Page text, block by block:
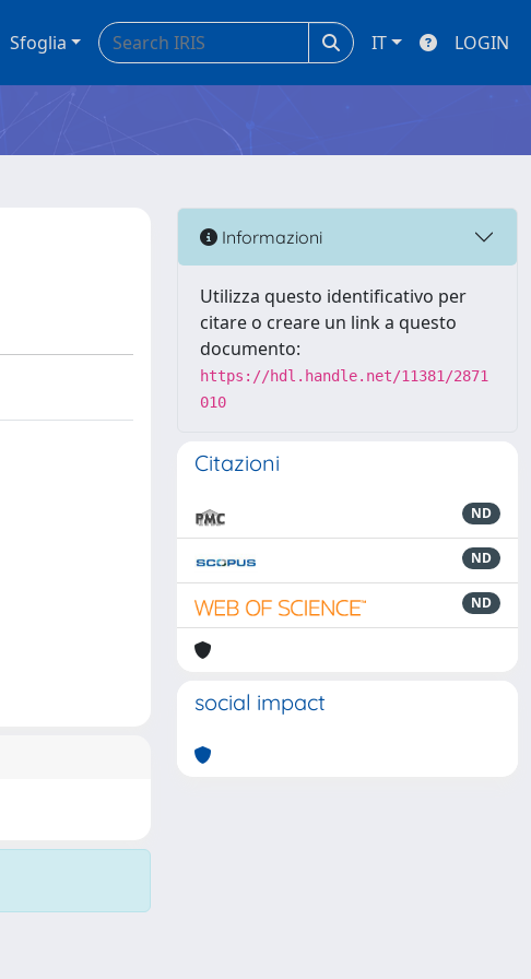
Sfoglia IT LOGIN
Informazioni
Utilizza questo identificativo per
citare o creare un link a questo
documento:
https://hdl.handle.net/11381/2871
010
Citazioni
ND
ND
ND
social impact